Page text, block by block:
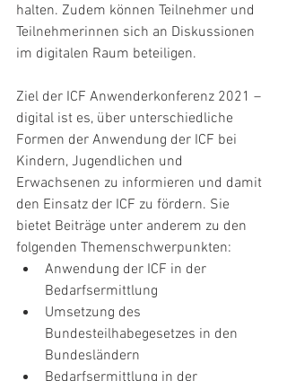
halten. Zudem können Teilnehmer und
Teilnehmerinnen sich an Diskussionen
im digitalen Raum beteiligen.
Ziel der ICF Anwenderkonferenz 2021 –
digital ist es, über unterschiedliche
Formen der Anwendung der ICF bei
Kindern, Jugendlichen und
Erwachsenen zu informieren und damit
den Einsatz der ICF zu fördern. Sie
bietet Beiträge unter anderem zu den
folgenden Themenschwerpunkten:
Anwendung der ICF in der
Bedarfsermittlung
Umsetzung des
Bundesteilhabegesetzes in den
Bundesländern